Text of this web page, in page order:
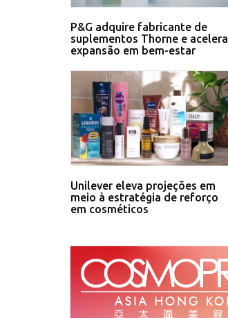
P&G adquire fabricante de
suplementos Thorne e acelera
expansão em bem-estar
Unilever eleva projeções em
meio à estratégia de reforço
em cosméticos